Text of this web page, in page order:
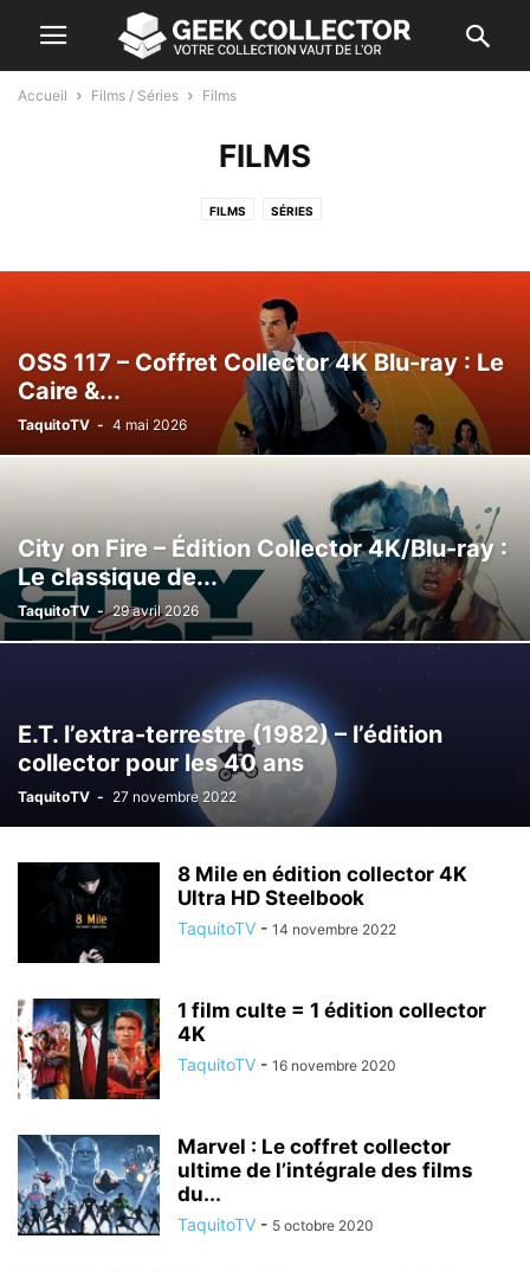
Accueil Films / Séries Films
FILMS
FILMS SÉRIES
OSS 117 – Coffret Collector 4K Blu-ray : Le
Caire &...
TaquitoTV - 4 mai 2026
City on Fire – Édition Collector 4K/Blu-ray :
Le classique de...
TaquitoTV - 29 avril 2026
E.T. l’extra-terrestre (1982) – l’édition
collector pour les 40 ans
TaquitoTV - 27 novembre 2022
8 Mile en édition collector 4K
Ultra HD Steelbook
TaquitoTV - 14 novembre 2022
1 film culte = 1 édition collector
4K
TaquitoTV - 16 novembre 2020
Marvel : Le coffret collector
ultime de l’intégrale des films
du...
TaquitoTV - 5 octobre 2020